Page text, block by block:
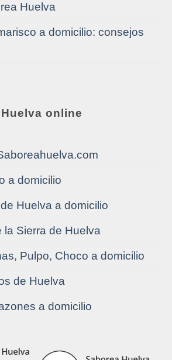
Huelva
a domicilio: consejos
online
a domicilio
Huelva a domicilio
la Sierra de Huelva
Pulpo, Choco a domicilio
de Huelva
a domicilio